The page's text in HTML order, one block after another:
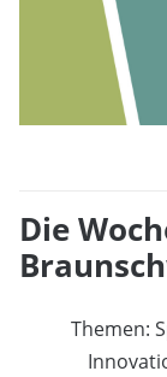
Die
Themen: